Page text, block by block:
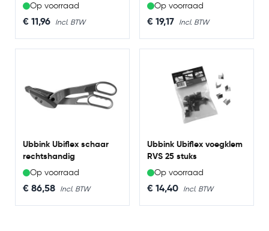
Op voorraad
€ 11,96
Op voorraad
€ 19,17
Ubbink Ubiflex schaar
rechtshandig
Op voorraad
€ 86,58
Ubbink Ubiflex voegklem
RVS 25 stuks
Op voorraad
€ 14,40